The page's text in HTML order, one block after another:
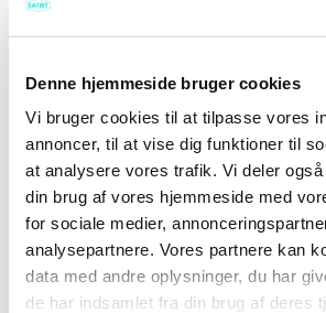
Denne hjemmeside bruger cookies
Vi bruger cookies til at tilpasse vores
annoncer, til at vise dig funktioner til
at analysere vores trafik. Vi deler
din brug af vores hjemmeside med
for sociale medier,
analysepartnere. Vores partnere kan
data med andre oplysninger, du har
de har indsamlet fra din brug af deres
Ingredienser
2 ds. makrel i olie
300 g pastinak vasket og skrællet
1 spsk. smør
50 g bacon
1 rød peberfrugt
1/4 dl olivenolie
1 fed hvidløg
1 dl cremefraiche 18%
Havsalt og kværnet peber
Ærteskud